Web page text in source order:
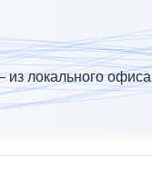
локального офиса